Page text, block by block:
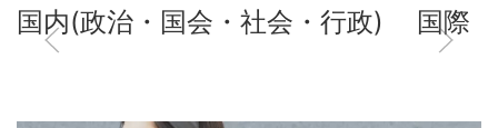
国内(政治・国会・社会・行政) 国際